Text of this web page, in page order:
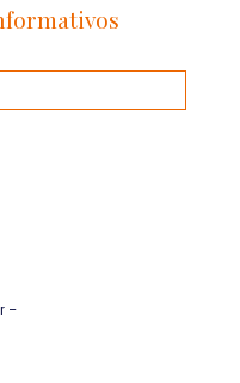
–